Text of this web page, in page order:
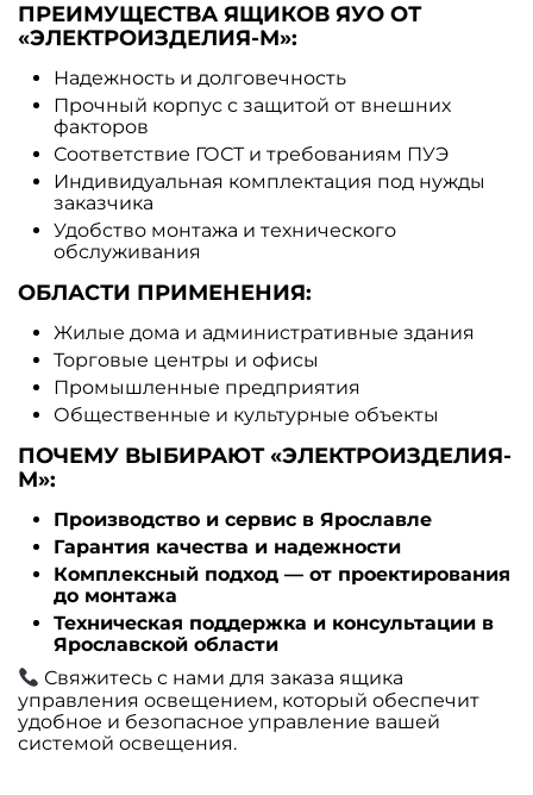
ПРЕИМУЩЕСТВА ЯЩИКОВ ЯУО ОТ
«ЭЛЕКТРОИЗДЕЛИЯ-М»:
Надежность и долговечность
Прочный корпус с защитой от внешних
факторов
Соответствие ГОСТ и требованиям ПУЭ
Индивидуальная комплектация под нужды
заказчика
Удобство монтажа и технического
обслуживания
ОБЛАСТИ ПРИМЕНЕНИЯ:
Жилые дома и административные здания
Торговые центры и офисы
Промышленные предприятия
Общественные и культурные объекты
ПОЧЕМУ ВЫБИРАЮТ «ЭЛЕКТРОИЗДЕЛИЯ-
М»:
Производство и сервис в Ярославле
Гарантия качества и надежности
Комплексный подход — от проектирования
до монтажа
Техническая поддержка и консультации в
Ярославской области
Свяжитесь с нами для заказа ящика
управления освещением, который обеспечит
удобное и безопасное управление вашей
системой освещения.